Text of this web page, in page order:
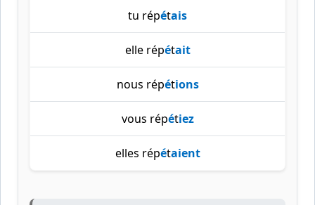
tu répétais
elle répétait
nous répétions
vous répétiez
elles répétaient